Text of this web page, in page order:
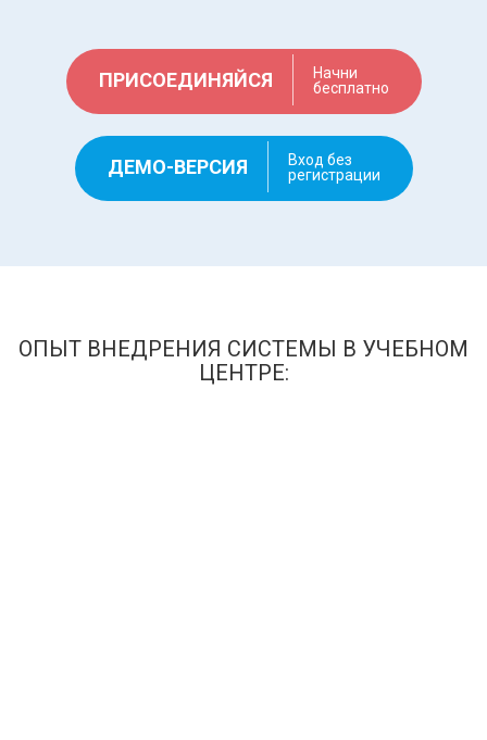
ПРИСОЕДИНЯЙСЯ
Начни
бесплатно
ДЕМО-ВЕРСИЯ
Вход без
регистрации
ОПЫТ ВНЕДРЕНИЯ СИСТЕМЫ В УЧЕБНОМ
ЦЕНТРЕ: